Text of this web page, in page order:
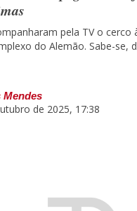
pela TV o cerco
do Alemão. Sabe-se,
Mendes
de 2025, 17:38